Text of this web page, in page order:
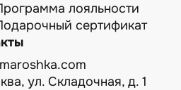
лояльности
сертификат
ул. Складочная, д. 1